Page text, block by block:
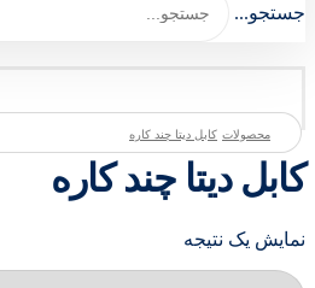
جستجو...
محصولات کابل دیتا چند کاره
کابل دیتا چند کاره
نمایش یک نتیجه